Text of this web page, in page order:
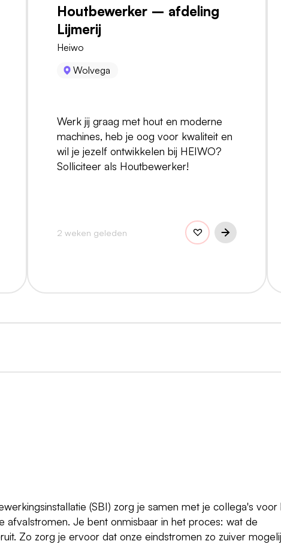
Houtbewerker – afdeling
Lijmerij
Heiwo
Wolvega
Werk jij graag met hout en moderne
machines, heb je oog voor kwaliteit en
wil je jezelf ontwikkelen bij HEIWO?
Solliciteer als Houtbewerker!
2 weken geleden
(SBI) zorg je samen met je collega's voor
afvalstromen. Je bent onmisbaar in het proces: wat de
Zo zorg je ervoor dat onze eindstromen zo zuiver